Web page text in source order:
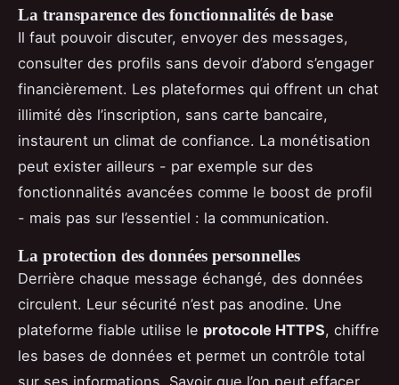
La transparence des fonctionnalités de base
Il faut pouvoir discuter, envoyer des messages,
consulter des profils sans devoir d’abord s’engager
financièrement. Les plateformes qui offrent un chat
illimité dès l’inscription, sans carte bancaire,
instaurent un climat de confiance. La monétisation
peut exister ailleurs - par exemple sur des
fonctionnalités avancées comme le boost de profil
- mais pas sur l’essentiel : la communication.
La protection des données personnelles
Derrière chaque message échangé, des données
circulent. Leur sécurité n’est pas anodine. Une
plateforme fiable utilise le protocole HTTPS, chiffre
les bases de données et permet un contrôle total